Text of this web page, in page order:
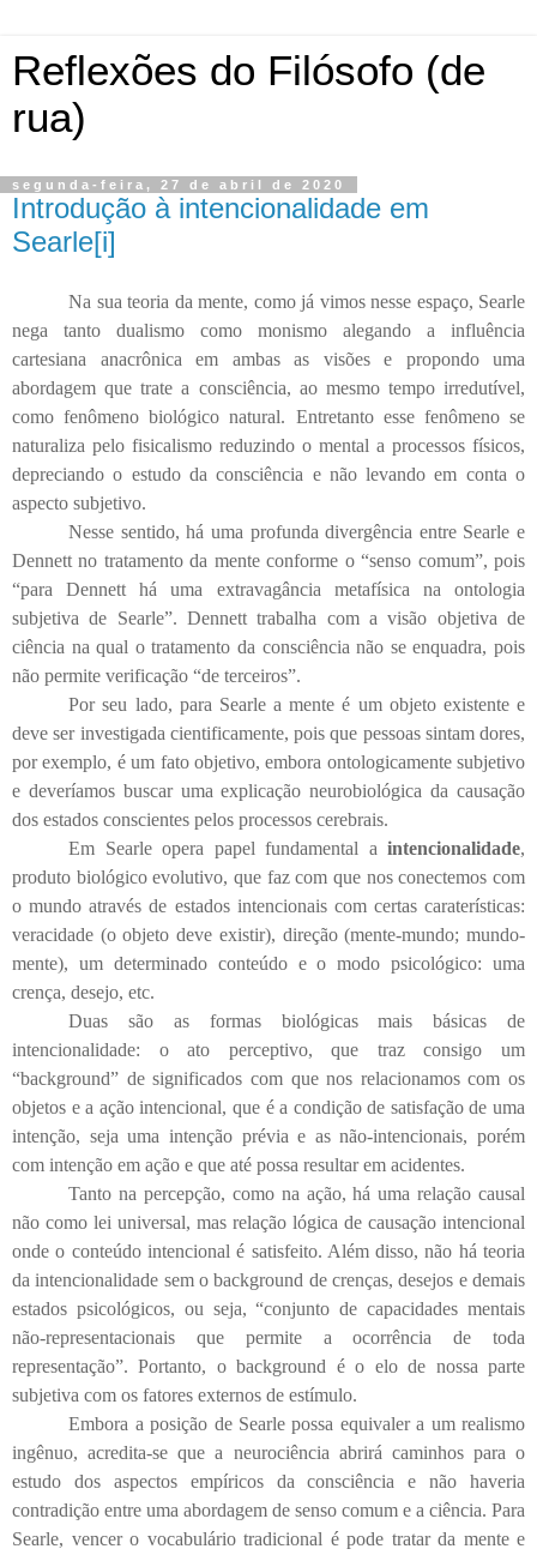
Reflexões do Filósofo (de
rua)
segunda-feira, 27 de abril de 2020
Introdução à intencionalidade em
Searle[i]
Na sua teoria da mente, como já vimos nesse espaço, Searle
nega tanto dualismo como monismo alegando a influência
cartesiana anacrônica em ambas as visões e propondo uma
abordagem que trate a consciência, ao mesmo tempo irredutível,
como fenômeno biológico natural. Entretanto esse fenômeno se
naturaliza pelo fisicalismo reduzindo o mental a processos físicos,
depreciando o estudo da consciência e não levando em conta o
aspecto subjetivo.
Nesse sentido, há uma profunda divergência entre Searle e
Dennett no tratamento da mente conforme o “senso comum”, pois
“para Dennett há uma extravagância metafísica na ontologia
subjetiva de Searle”. Dennett trabalha com a visão objetiva de
ciência na qual o tratamento da consciência não se enquadra, pois
não permite verificação “de terceiros”.
Por seu lado, para Searle a mente é um objeto existente e
deve ser investigada cientificamente, pois que pessoas sintam dores,
por exemplo, é um fato objetivo, embora ontologicamente subjetivo
e deveríamos buscar uma explicação neurobiológica da causação
dos estados conscientes pelos processos cerebrais.
Em Searle opera papel fundamental a intencionalidade,
produto biológico evolutivo, que faz com que nos conectemos com
o mundo através de estados intencionais com certas caraterísticas:
veracidade (o objeto deve existir), direção (mente-mundo; mundo-
mente), um determinado conteúdo e o modo psicológico: uma
crença, desejo, etc.
Duas são as formas biológicas mais básicas de
intencionalidade: o ato perceptivo, que traz consigo um
“background” de significados com que nos relacionamos com os
objetos e a ação intencional, que é a condição de satisfação de uma
intenção, seja uma intenção prévia e as não-intencionais, porém
com intenção em ação e que até possa resultar em acidentes.
Tanto na percepção, como na ação, há uma relação causal
não como lei universal, mas relação lógica de causação intencional
onde o conteúdo intencional é satisfeito. Além disso, não há teoria
da intencionalidade sem o background de crenças, desejos e demais
estados psicológicos, ou seja, “conjunto de capacidades mentais
não-representacionais que permite a ocorrência de toda
representação”. Portanto, o background é o elo de nossa parte
subjetiva com os fatores externos de estímulo.
Embora a posição de Searle possa equivaler a um realismo
ingênuo, acredita-se que a neurociência abrirá caminhos para o
estudo dos aspectos empíricos da consciência e não haveria
contradição entre uma abordagem de senso comum e a ciência. Para
Searle, vencer o vocabulário tradicional é pode tratar da mente e